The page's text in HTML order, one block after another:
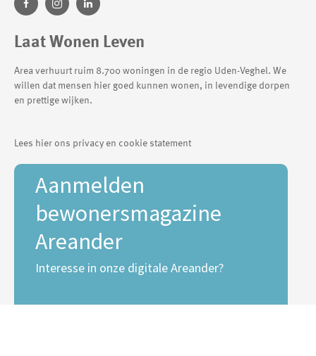
Laat Wonen Leven
Area verhuurt ruim 8.700 woningen in de regio Uden-Veghel. We
willen dat mensen hier goed kunnen wonen, in levendige dorpen
en prettige wijken.
Lees hier ons privacy en cookie statement
Aanmelden
bewonersmagazine
Areander
Interesse in onze digitale Areander?